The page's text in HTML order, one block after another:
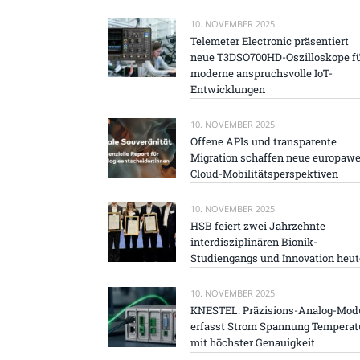
10. NOVEMBER 2025
Telemeter Electronic präsentiert
neue T3DSO700HD-Oszilloskope
moderne anspruchsvolle IoT-
Entwicklungen
10. NOVEMBER 2025
Offene APIs und transparente
Migration schaffen neue
Cloud-Mobilitätsperspektiven
10. NOVEMBER 2025
HSB feiert zwei Jahrzehnte
interdisziplinären Bionik-
Studiengangs und Innovation
10. NOVEMBER 2025
KNESTEL: Präzisions-Analog-
erfasst Strom Spannung
mit höchster Genauigkeit